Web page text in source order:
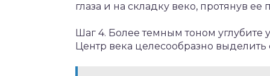
глаза и на складку веко, протянув
Шаг 4. Более темным тоном
Центр века целесообразно